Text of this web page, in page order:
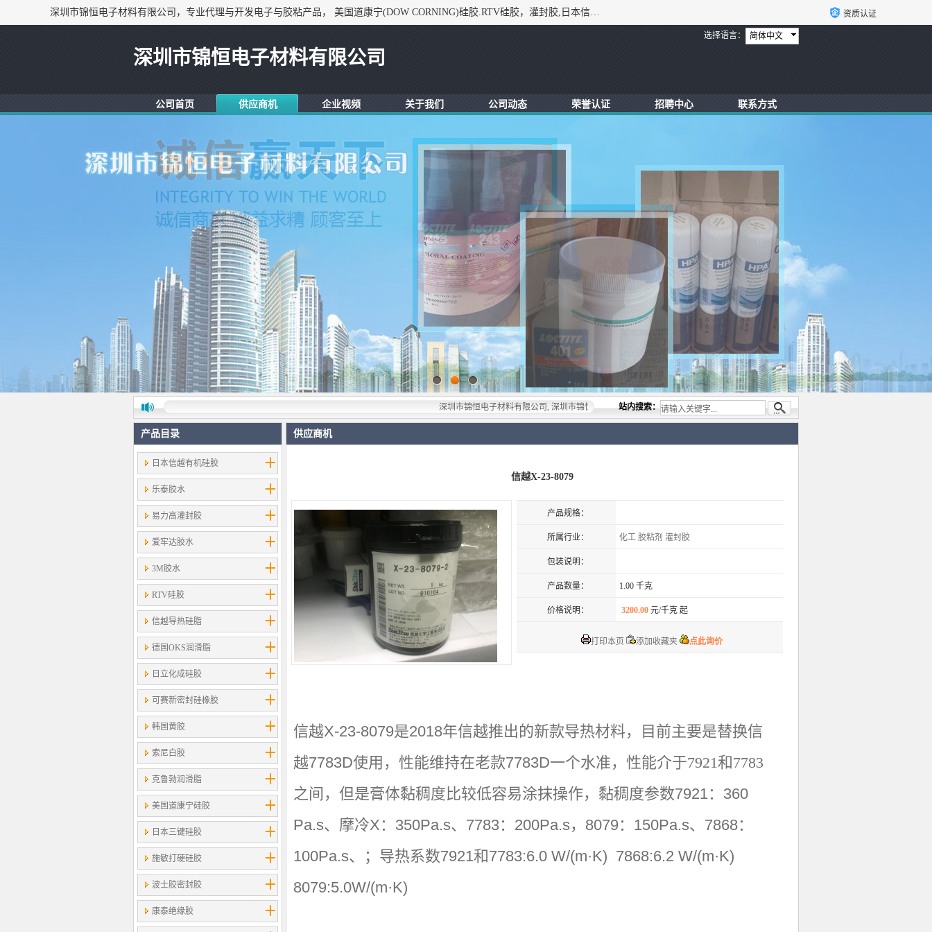
深圳市锦恒电子材料有限公司，专业代理与开发电子与胶粘产品， 美国道康宁(DOW CORNING)硅胶.RTV硅胶，灌封胶,日本信越(ShinEtsu)， 美国通用/东芝(GE/Toshiba)，美国HUMISEAL防潮绝缘胶， 日本小西(KONISHI)胶粘剂，3M,三键，乐泰，日本施敏打硬(CEMEDINE)硅胶，等众多进口品牌. 资质认证
简体中文
选择语言：
深圳市锦恒电子材料有限公司
公司首页 供应商机 企业视频 关于我们 公司动态 荣誉认证 招聘中心 联系方式
深圳市锦恒电子材料有限公司, 深圳市锦恒电子材料有限公司，专业代理与开发电子与胶粘产品， 美国道康宁(DOW CORNING)硅胶
站内搜索：
产品目录
日本信越有机硅胶
乐泰胶水
易力高灌封胶
爱牢达胶水
3M胶水
RTV硅胶
信越导热硅脂
德国OKS润滑脂
日立化成硅胶
可赛新密封硅橡胶
韩国黄胶
索尼白胶
克鲁勃润滑脂
美国道康宁硅胶
日本三键硅胶
施敏打硬硅胶
波士胶密封胶
康泰绝缘胶
供应商机
信越X-23-8079
产品规格：
所属行业： 化工 胶粘剂 灌封胶
包装说明：
产品数量： 1.00 千克
价格说明： 3200.00 元/千克 起
打印本页 添加收藏夹 点此询价
信越X-23-8079是2018年信越推出的新款导热材料，目前主要是替换信
越7783D使用，性能维持在老款7783D一个水准， 性能介于7921和7783
之间， 但是膏体黏稠度比较低容易涂抹操作，黏稠度参数7921：360
Pa.s、摩冷X：350Pa.s、7783：200Pa.s，8079：150Pa.s、7868：
100Pa.s、；导热系数7921和7783:6.0 W/(m·K) 7868:6.2 W/(m·K)
8079:5.0W/(m·K)